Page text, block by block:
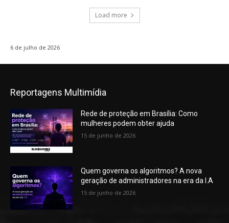
Load more
6 de julho de 2026
Reportagens Multimídia
Rede de proteção em Brasília: Como
mulheres podem obter ajuda
15 de junho de 2026
Quem governa os algoritmos? A nova
geração de administradores na era da I.A
15 de junho de 2026